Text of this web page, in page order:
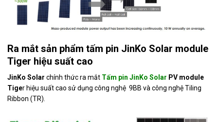
Ra mắt sản phẩm tấm pin JinKo Solar module
Tiger hiệu suất cao
JinKo Solar chính thức ra mắt Tấm pin JinKo Solar PV module
Tiger hiệu suất cao sử dụng công nghệ 9BB và công nghệ Tiling
Ribbon (TR).